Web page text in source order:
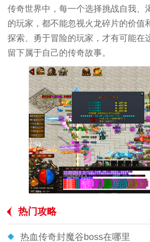
传奇世界中，每一个选择挑战自我、
的玩家，都不能忽视火龙碎片的价值
探索、勇于冒险的玩家，才有可能在
留下属于自己的传奇故事。
热门攻略
热血传奇封魔谷boss在哪里